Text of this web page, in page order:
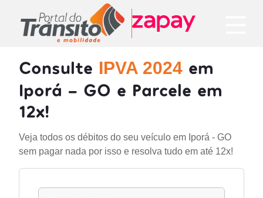
Consulte IPVA 2024 em
Iporá - GO e Parcele em
12x!
Veja todos os débitos do seu veículo em Iporá - GO
sem pagar nada por isso e resolva tudo em até 12x!